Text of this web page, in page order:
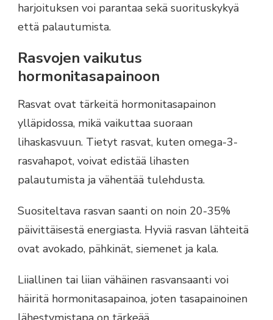
harjoituksen voi parantaa sekä suorituskykyä
että palautumista.
Rasvojen vaikutus
hormonitasapainoon
Rasvat ovat tärkeitä hormonitasapainon
ylläpidossa, mikä vaikuttaa suoraan
lihaskasvuun. Tietyt rasvat, kuten omega-3-
rasvahapot, voivat edistää lihasten
palautumista ja vähentää tulehdusta.
Suositeltava rasvan saanti on noin 20-35%
päivittäisestä energiasta. Hyviä rasvan lähteitä
ovat avokado, pähkinät, siemenet ja kala.
Liiallinen tai liian vähäinen rasvansaanti voi
häiritä hormonitasapainoa, joten tasapainoinen